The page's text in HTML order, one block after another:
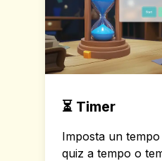
⏳ Timer
Imposta un
quiz a tempo o